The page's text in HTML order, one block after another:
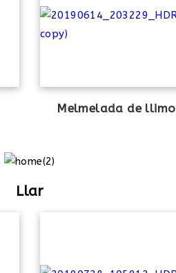
Melmelada de
Llar